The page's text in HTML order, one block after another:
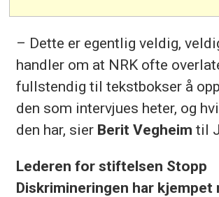
– Dette er egentlig veldig,
handler om at NRK ofte
fullstendig til tekstbokser å
den som intervjues heter, og
den har, sier Berit Vegheim til
Lederen for stiftelsen Stopp
Diskrimineringen har kjempet